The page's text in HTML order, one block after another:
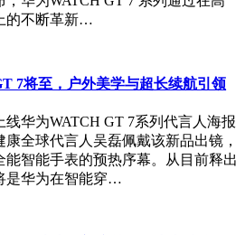
的不断革新…
7将至，户外美学与超长续航引领
华为WATCH GT 7系列代言人海报
全球代言人吴磊佩戴该新品出镜，
能智能手表的预热序幕。从目前释出
是华为在智能穿…